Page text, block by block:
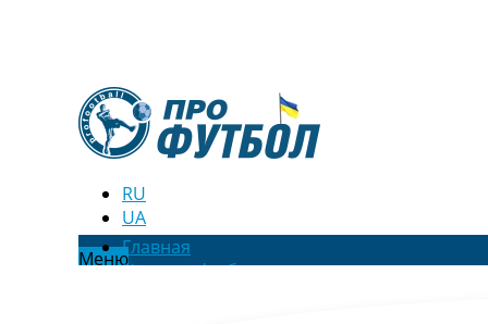
RU
UA
МенюГлавная
Новости футбола